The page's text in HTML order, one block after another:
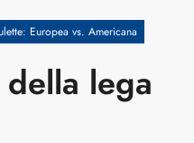
Europea vs. Americana
della lega